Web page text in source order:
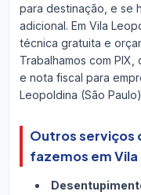
para destinação, e se
adicional. Em Vila
técnica gratuita e
Trabalhamos com
e nota fiscal para
Leopoldina (São
Outros serviços
fazemos em Vila